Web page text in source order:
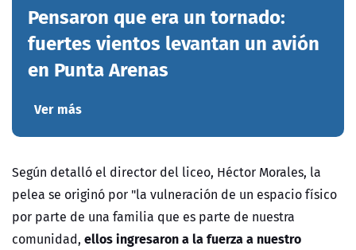
Pensaron que era un tornado:
fuertes vientos levantan un avión
en Punta Arenas
Ver más
Según detalló el director del liceo, Héctor Morales, la
pelea se originó por "la vulneración de un espacio físico
por parte de una familia que es parte de nuestra
comunidad, ellos ingresaron a la fuerza a nuestro